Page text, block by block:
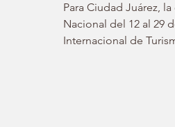
Para Ciudad Juárez,
Nacional del 12 al 29
Internacional de